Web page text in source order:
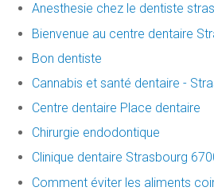
Anesthesie chez le dentiste
Bienvenue au centre dentaire
Bon dentiste
Cannabis et santé dentaire -
Centre dentaire Place dentaire
Chirurgie endodontique
Clinique dentaire Strasbourg
Comment éviter les aliments